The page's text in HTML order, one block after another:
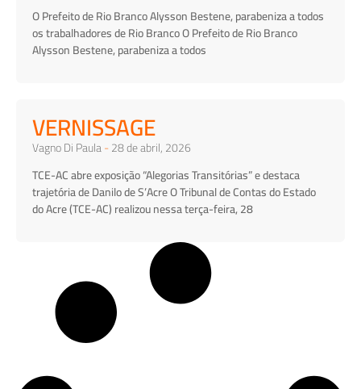
O Prefeito de Rio Branco Alysson Bestene, parabeniza a todos
os trabalhadores de Rio Branco O Prefeito de Rio Branco
Alysson Bestene, parabeniza a todos
VERNISSAGE
Vagno Di Paula 28 de abril, 2026
TCE-AC abre exposição “Alegorias Transitórias” e destaca
trajetória de Danilo de S’Acre O Tribunal de Contas do Estado
do Acre (TCE-AC) realizou nessa terça-feira, 28